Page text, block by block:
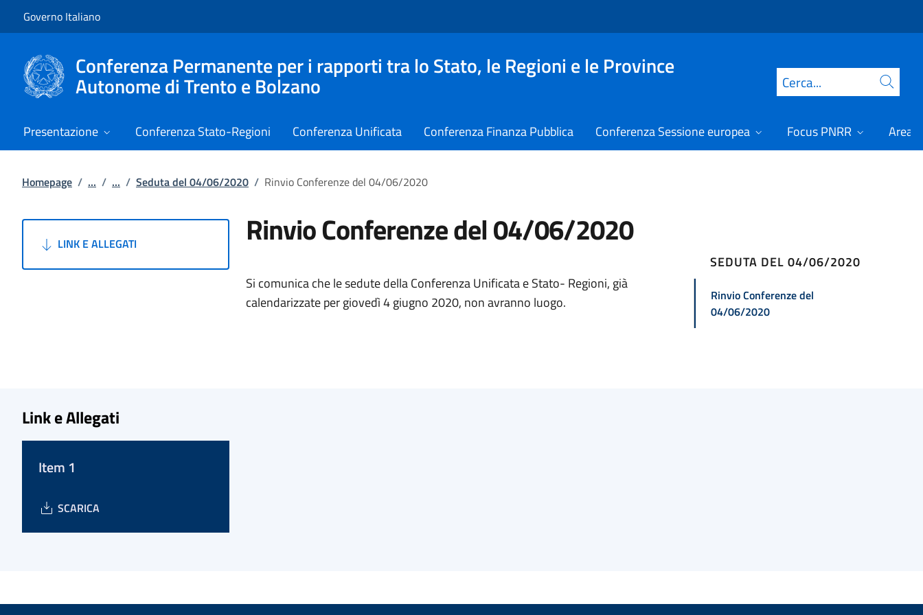
Governo Italiano
Conferenza Permanente per i rapporti tra lo Stato, le Regioni e le Province
Autonome di Trento e Bolzano Cerca
Presentazione Conferenza Stato-Regioni Conferenza Unificata Conferenza Finanza Pubblica Conferenza Sessione europea Focus PNRR Area
Homepage / ... / ... / Seduta del 04/06/2020 / Rinvio Conferenze del 04/06/2020
LINK E ALLEGATI Rinvio Conferenze del 04/06/2020
Si comunica che le sedute della Conferenza Unificata e Stato- Regioni, già
calendarizzate per giovedì 4 giugno 2020, non avranno luogo.
SEDUTA DEL 04/06/2020
Rinvio Conferenze del
04/06/2020
Link e Allegati
Item 1
SCARICA